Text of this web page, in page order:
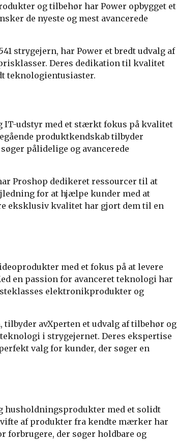
og tilbehør har Power opbygget et
de nyeste og mest avancerede
strygejern, har Power et bredt udvalg af
Deres dedikation til kvalitet
teknologientusiaster.
IT-udstyr med et stærkt fokus på kvalitet
produktkendskab tilbyder
pålidelige og avancerede
Proshop dedikeret ressourcer til at
for at hjælpe kunder med at
eksklusiv kvalitet har gjort dem til en
med et fokus på at levere
en passion for avanceret teknologi har
elektronikprodukter og
tilbyder avXperten et udvalg af tilbehør og
i strygejernet. Deres ekspertise
valg for kunder, der søger en
husholdningsprodukter med et solidt
af produkter fra kendte mærker har
forbrugere, der søger holdbare og